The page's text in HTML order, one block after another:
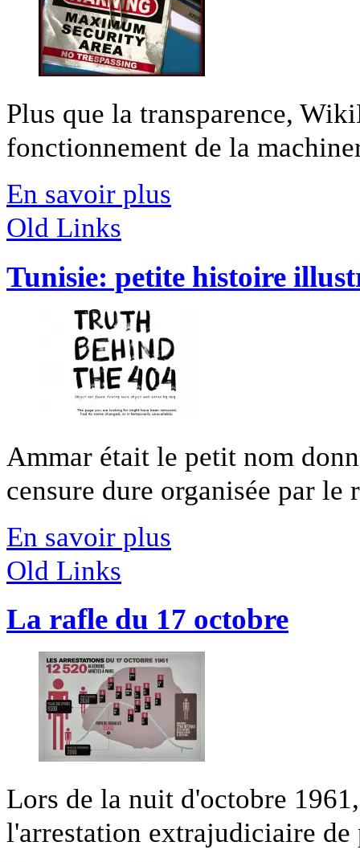
Plus que la transparence,
fonctionnement de la
En savoir plus
Old Links
Tunisie: petite histoire
Ammar était le petit nom
censure dure organisée par
En savoir plus
Old Links
La rafle du 17 octobre
Lors de la nuit d'octobre
l'arrestation extrajudiciaire